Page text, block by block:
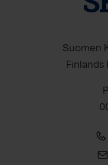
Suomen
Finlands